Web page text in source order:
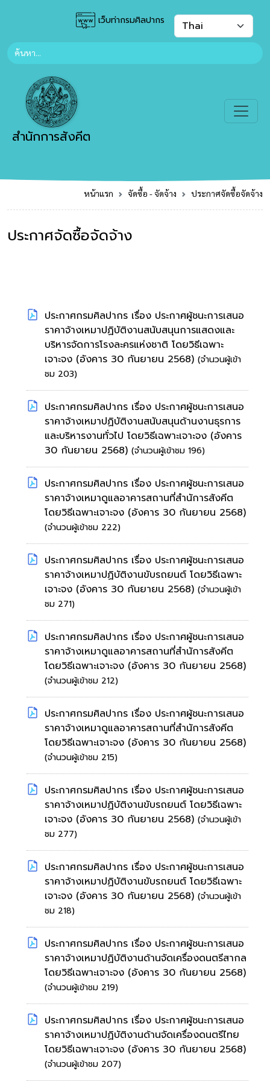
เว็บท่ากรมศิลปากร
สำนักการสังคีต
หน้าแรก จัดซื้อ - จัดจ้าง ประกาศจัดซื้อจัดจ้าง
ประกาศจัดซื้อจัดจ้าง
ประกาศกรมศิลปากร เรื่อง ประกาศผู้ชนะการเสนอ
ราคาจ้างเหมาปฏิบัติงานสนับสนุนการแสดงและ
บริหารจัดการโรงละครแห่งชาติ โดยวิธีเฉพาะ
เจาะจง (อังคาร 30 กันยายน 2568) (จำนวนผู้เข้า
ชม 203)
ประกาศกรมศิลปากร เรื่อง ประกาศผู้ชนะการเสนอ
ราคาจ้างเหมาปฏิบัติงานสนับสนุนด้านงานธุรการ
และบริหารงานทั่วไป โดยวิธีเฉพาะเจาะจง (อังคาร
30 กันยายน 2568) (จำนวนผู้เข้าชม 196)
ประกาศกรมศิลปากร เรื่อง ประกาศผู้ชนะการเสนอ
ราคาจ้างเหมาดูแลอาคารสถานที่สำนัการสังคีต
โดยวิธีเฉพาะเจาะจง (อังคาร 30 กันยายน 2568)
(จำนวนผู้เข้าชม 222)
ประกาศกรมศิลปากร เรื่อง ประกาศผู้ชนะการเสนอ
ราคาจ้างเหมาปฏิบัติงานขับรถยนต์ โดยวิธีเฉพาะ
เจาะจง (อังคาร 30 กันยายน 2568) (จำนวนผู้เข้า
ชม 271)
ประกาศกรมศิลปากร เรื่อง ประกาศผู้ชนะการเสนอ
ราคาจ้างเหมาดูแลอาคารสถานที่สำนัการสังคีต
โดยวิธีเฉพาะเจาะจง (อังคาร 30 กันยายน 2568)
(จำนวนผู้เข้าชม 212)
ประกาศกรมศิลปากร เรื่อง ประกาศผู้ชนะการเสนอ
ราคาจ้างเหมาดูแลอาคารสถานที่สำนัการสังคีต
โดยวิธีเฉพาะเจาะจง (อังคาร 30 กันยายน 2568)
(จำนวนผู้เข้าชม 215)
ประกาศกรมศิลปากร เรื่อง ประกาศผู้ชนะการเสนอ
ราคาจ้างเหมาปฏิบัติงานขับรถยนต์ โดยวิธีเฉพาะ
เจาะจง (อังคาร 30 กันยายน 2568) (จำนวนผู้เข้า
ชม 277)
ประกาศกรมศิลปากร เรื่อง ประกาศผู้ชนะการเสนอ
ราคาจ้างเหมาปฏิบัติงานขับรถยนต์ โดยวิธีเฉพาะ
เจาะจง (อังคาร 30 กันยายน 2568) (จำนวนผู้เข้า
ชม 218)
ประกาศกรมศิลปากร เรื่อง ประกาศผู้ชนะการเสนอ
ราคาจ้างเหมาปฏิบัติงานด้านจัดเครื่องดนตรีสากล
โดยวิธีเฉพาะเจาะจง (อังคาร 30 กันยายน 2568)
(จำนวนผู้เข้าชม 219)
ประกาศกรมศิลปากร เรื่อง ประกาศผู้ชนะการเสนอ
ราคาจ้างเหมาปฏิบัติงานด้านจัดเครื่องดนตรีไทย
โดยวิธีเฉพาะเจาะจง (อังคาร 30 กันยายน 2568)
(จำนวนผู้เข้าชม 207)